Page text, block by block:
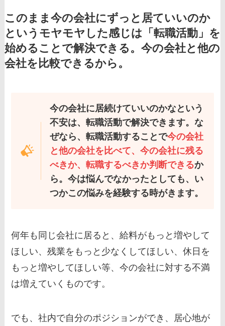
このまま今の会社にずっと居ていいのか
というモヤモヤした感じは「転職活動」を
始めることで解決できる。今の会社と他の
会社を比較できるから。
今の会社に居続けていいのかなという
不安は、転職活動で解決できます。な
ぜなら、転職活動することで今の会社
と他の会社を比べて、今の会社に残る
べきか、転職するべきか判断できるか
ら。今は悩んでなかったとしても、い
つかこの悩みを経験する時がきます。
何年も同じ会社に居ると、給料がもっと増やして
ほしい、残業をもっと少なくしてほしい、休日を
もっと増やしてほしい等、今の会社に対する不満
は増えていくものです。
でも、社内で自分のポジションができ、居心地が